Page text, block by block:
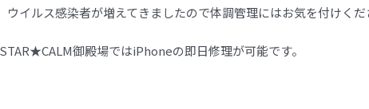
ウイルス感染者が増えてきましたので体調管理にはお気を付けく
御殿場ではiPhoneの即日修理が可能です。